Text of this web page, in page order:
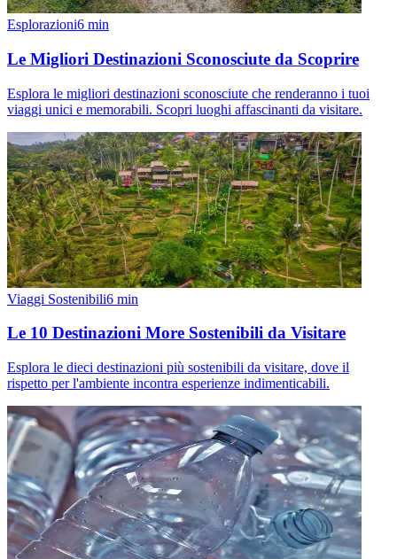
Esplorazioni6 min
Le Migliori Destinazioni Sconosciute da Scoprire
Esplora le migliori destinazioni sconosciute che renderanno i tuoi
viaggi unici e memorabili. Scopri luoghi affascinanti da visitare.
Viaggi Sostenibili6 min
Le 10 Destinazioni More Sostenibili da Visitare
Esplora le dieci destinazioni più sostenibili da visitare, dove il
rispetto per l'ambiente incontra esperienze indimenticabili.